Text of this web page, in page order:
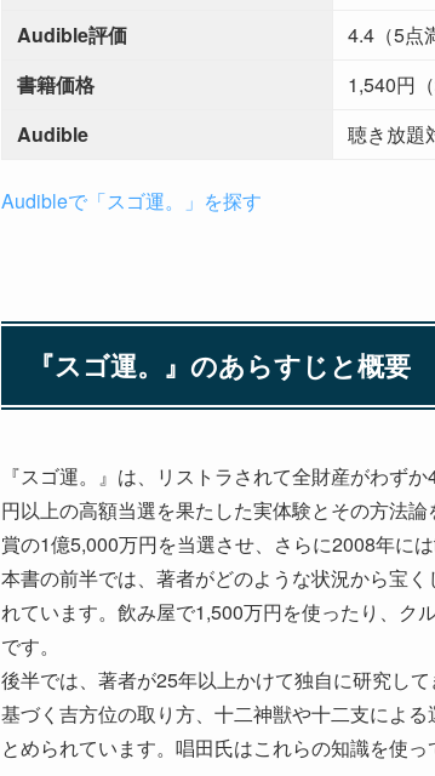
Audible評価
4.4（5点
書籍価格
1,540円（
Audible
聴き放題
Audibleで「スゴ運。」を探す
『スゴ運。』のあらすじと概要
『スゴ運。』は、リストラされて全財産がわず
円以上の高額当選を果たした実体験とその方法
賞の1億5,000万円を当選させ、さらに2008年に
本書の前半では、著者がどのような状況から宝
れています。飲み屋で1,500万円を使ったり、ク
です。
後半では、著者が25年以上かけて独自に研究し
基づく吉方位の取り方、十二神獣や十二支によ
とめられています。唱田氏はこれらの知識を使